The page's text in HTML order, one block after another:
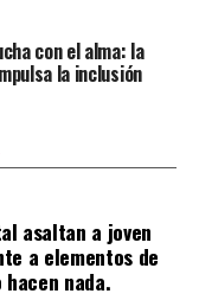
con el alma: la
la inclusión
asaltan a joven
a elementos de
nada.